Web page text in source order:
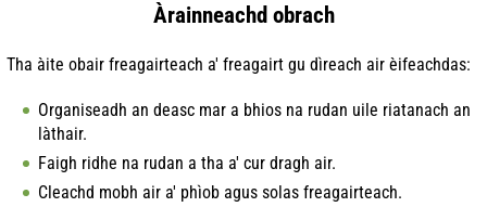
Àrainneachd obrach
Tha àite obair freagairteach a' freagairt gu dìreach air èifeachdas:
Organiseadh an deasc mar a bhios na rudan uile riatanach an
làthair.
Faigh ridhe na rudan a tha a' cur dragh air.
Cleachd mobh air a' phìob agus solas freagairteach.